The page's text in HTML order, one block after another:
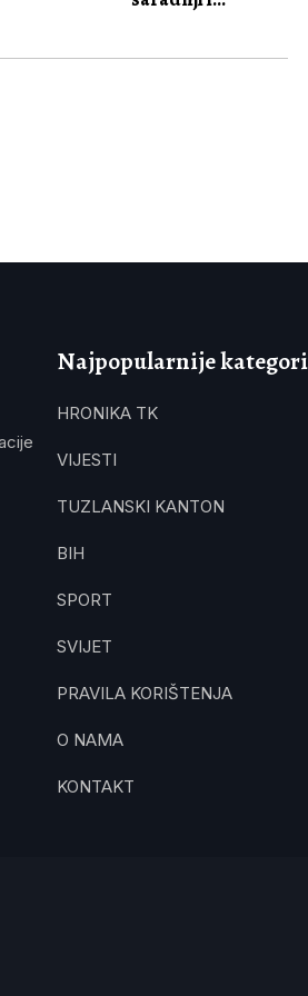
Najpopularnije
HRONIKA TK
VIJESTI
TUZLANSKI KANTON
BIH
SPORT
SVIJET
PRAVILA KORIŠTENJA
O NAMA
KONTAKT